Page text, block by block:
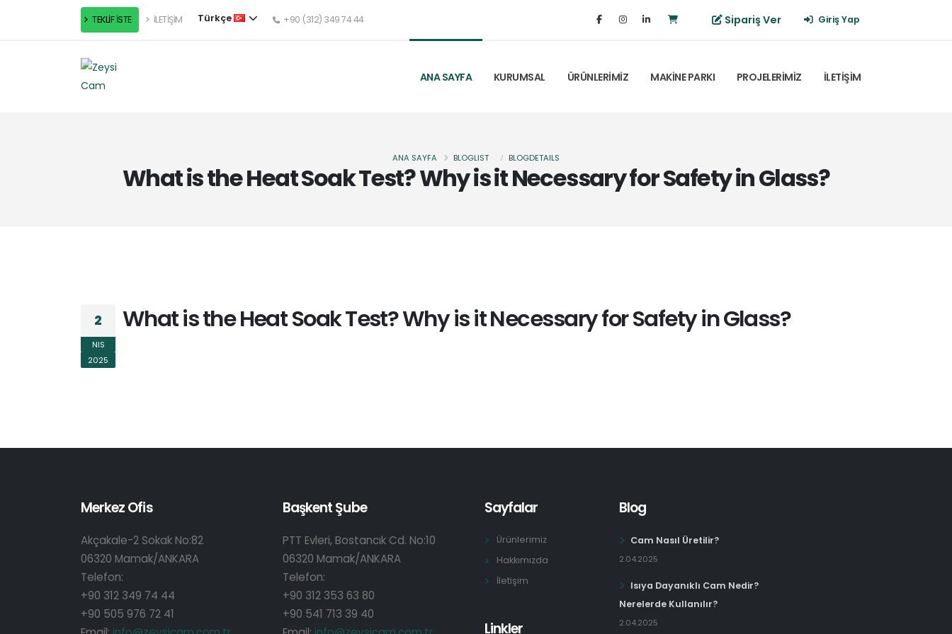
TEKLİF İSTE İLETİŞİM Türkçe +90 (312) 349 74 44 Sipariş Ver Giriş Yap
ANA SAYFA KURUMSAL ÜRÜNLERİMİZ MAKİNE PARKI PROJELERİMİZ İLETİŞİM
What is the Heat Soak Test? Why is it Necessary for Safety in Glass?
ANA SAYFA BLOGLIST BLOGDETAILS
2
NIS
2025
What is the Heat Soak Test? Why is it Necessary for Safety in Glass?
Merkez Ofis
Akçakale-2 Sokak No:82
06320 Mamak/ANKARA
Telefon:
+90 312 349 74 44
+90 505 976 72 41
Başkent Şube
PTT Evleri, Bostancık Cd. No:10
06320 Mamak/ANKARA
Telefon:
+90 312 353 63 80
+90 541 713 39 40
Sayfalar
Ürünlerimiz
Hakkımızda
İletişim
Linkler
Blog
Cam Nasıl Üretilir?
2.04.2025
Isıya Dayanıklı Cam Nedir?
Nerelerde Kullanılır?
2.04.2025